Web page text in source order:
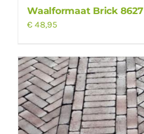
Waalformaat Brick 8627
€ 48,95